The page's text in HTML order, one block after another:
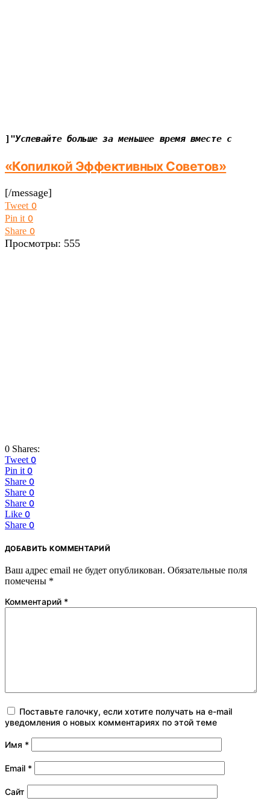
]"Успевайте больше за меньшее время вместе с
«Копилкой Эффективных Советов»
[/message]
Tweet 0
Pin it 0
Share 0
Просмотры: 555
0 Shares:
Tweet 0
Pin it 0
Share 0
Share 0
Share 0
Like 0
Share 0
ДОБАВИТЬ КОММЕНТАРИЙ
Ваш адрес email не будет опубликован. Обязательные поля
помечены *
Комментарий *
Поставьте галочку, если хотите получать на e-mail
уведомления о новых комментариях по этой теме
Имя *
Email *
Сайт